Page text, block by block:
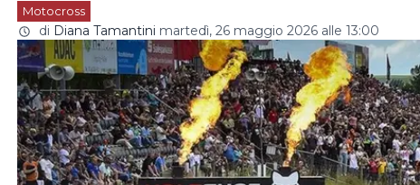
Motocross
di Diana Tamantini martedì, 26 maggio 2026 alle 13:00